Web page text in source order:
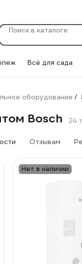
Всё для сада
оборудование /
Bosch 24
Отзывам
Нет в наличии